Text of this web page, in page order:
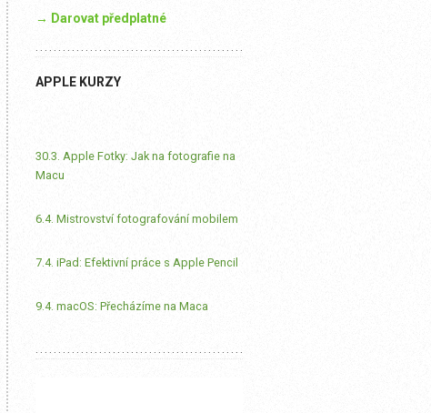
→ Darovat předplatné
APPLE KURZY
30.3. Apple Fotky: Jak na fotografie na
Macu
6.4. Mistrovství fotografování mobilem
7.4. iPad: Efektivní práce s Apple Pencil
9.4. macOS: Přecházíme na Maca